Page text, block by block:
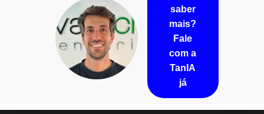
saber
mais?
Fale
com a
TanIA
já